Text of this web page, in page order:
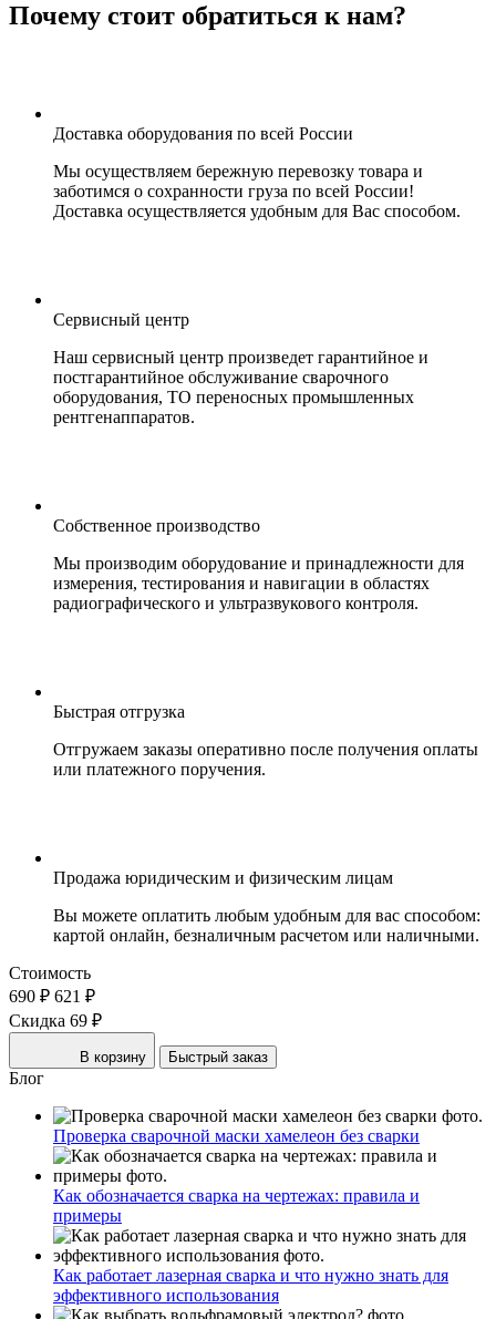
Почему стоит обратиться к нам?
Доставка оборудования по всей России
Мы осуществляем бережную перевозку товара и
заботимся о сохранности груза по всей России!
Доставка осуществляется удобным для Вас способом.
Сервисный центр
Наш сервисный центр произведет гарантийное и
постгарантийное обслуживание сварочного
оборудования, ТО переносных промышленных
рентгенаппаратов.
Собственное производство
Мы производим оборудование и принадлежности для
измерения, тестирования и навигации в областях
радиографического и ультразвукового контроля.
Быстрая отгрузка
Отгружаем заказы оперативно после получения оплаты
или платежного поручения.
Продажа юридическим и физическим лицам
Вы можете оплатить любым удобным для вас способом:
картой онлайн, безналичным расчетом или наличными.
Стоимость
690 ₽ 621 ₽
Скидка 69 ₽
В корзину Быстрый заказ
Блог
Проверка сварочной маски хамелеон без сварки
Как обозначается сварка на чертежах: правила и
примеры
Как работает лазерная сварка и что нужно знать для
эффективного использования